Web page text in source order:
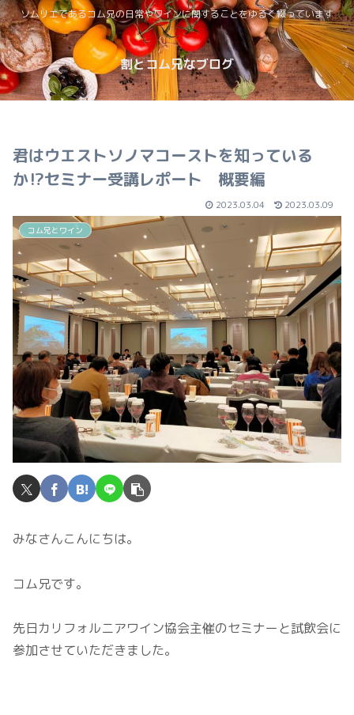
ソムリエであるコム兄の日常やワインに関することをゆるく綴っています
割とコム兄なブログ
君はウエストソノマコーストを知っている
か⁉セミナー受講レポート 概要編
2023.03.04 2023.03.09
コム兄とワイン
みなさんこんにちは。
コム兄です。
先日カリフォルニアワイン協会主催のセミナーと試飲会に
参加させていただきました。